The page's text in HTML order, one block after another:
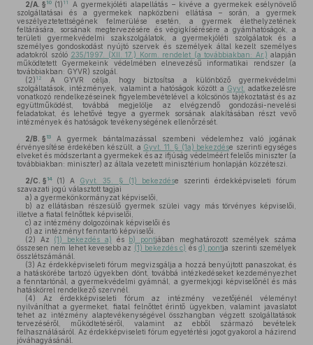
2/A. § 10 (1) 11
A gyermekjóléti alapellátás – kivéve a gyermekek esélynövelő
szolgáltatásai és a gyermekek napközbeni ellátása – során, a gyermek
veszélyeztetettségének felmerülése esetén, a gyermek élethelyzetének
feltárására, sorsának megtervezésére és végigkísérésére a gyámhatóságok, a
területi gyermekvédelmi szakszolgálatok, a gyermekjóléti szolgálatok és a
személyes gondoskodást nyújtó szervek és személyek által kezelt személyes
adatokról szóló 235/1997. (XII. 17.) Korm. rendelet (a továbbiakban: Ar.) alapján
működtetett Gyermekeink védelmében elnevezésű informatikai rendszer (a
továbbiakban: GYVR) szolgál.
(2) 12
A GYVR célja, hogy biztosítsa a különböző gyermekvédelmi
szolgáltatások, intézmények, valamint a hatóságok között a Gyvt. adatkezelésre
vonatkozó rendelkezéseinek figyelembevételével a kölcsönös tájékoztatást és az
együttműködést, továbbá megjelölje az elvégzendő gondozási-nevelési
feladatokat, és lehetővé tegye a gyermek sorsának alakításában részt vevő
intézmények és hatóságok tevékenységének ellenőrzését.
2/B. § 13
A gyermek bántalmazással szembeni védelemhez való jogának
érvényesítése érdekében készült, a Gyvt. 11. § (1a) bekezdése szerinti egységes
elveket és módszertant a gyermekek és az ifjúság védelméért felelős miniszter (a
továbbiakban: miniszter) az általa vezetett minisztérium honlapján közzéteszi.
2/C. § 14 (1) A Gyvt. 35. § (1) bekezdése szerinti érdekképviseleti fórum
szavazati jogú választott tagjai
a) a gyermekönkormányzat képviselői,
b) az ellátásban részesülő gyermek szülei vagy más törvényes képviselői,
illetve a fiatal felnőttek képviselői,
c) az intézmény dolgozóinak képviselői és
d) az intézményt fenntartó képviselői.
(2) Az (1) bekezdés a) és b) pontjában meghatározott személyek száma
összesen nem lehet kevesebb az (1) bekezdés c) ésd) pontja szerinti személyek
összlétszámánál.
(3) Az érdekképviseleti fórum megvizsgálja a hozzá benyújtott panaszokat, és
a hatáskörébe tartozó ügyekben dönt, továbbá intézkedéseket kezdeményezhet
a fenntartónál, a gyermekvédelmi gyámnál, a gyermekjogi képviselőnél és más
hatáskörrel rendelkező szervnél.
(4) Az érdekképviseleti fórum az intézmény vezetőjénél véleményt
nyilváníthat a gyermeket, fiatal felnőttet érintő ügyekben, valamint javaslatot
tehet az intézmény alaptevékenységével összhangban végzett szolgáltatások
tervezéséről, működtetéséről, valamint az ebből származó bevételek
felhasználásáról. Az érdekképviseleti fórum egyetértési jogot gyakorol a házirend
jóváhagyásánál.